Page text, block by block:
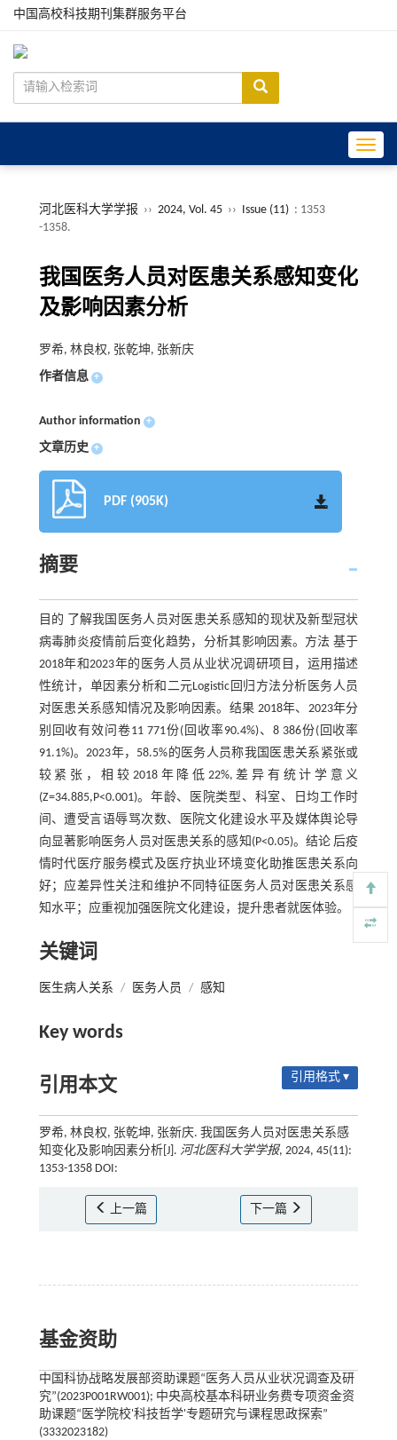
中国高校科技期刊集群服务平台
河北医科大学学报 ›› 2024, Vol. 45 ›› Issue (11) : 1353
-1358.
我国医务人员对医患关系感知变化
及影响因素分析
罗希, 林良权, 张乾坤, 张新庆
作者信息 +
Author information +
文章历史 +
PDF (905K)
摘要
目的 了解我国医务人员对医患关系感知的现状及新型冠状
病毒肺炎疫情前后变化趋势，分析其影响因素。方法 基于
2018年和2023年的医务人员从业状况调研项目，运用描述
性统计，单因素分析和二元Logistic回归方法分析医务人员
对医患关系感知情况及影响因素。结果 2018年、2023年分
别回收有效问卷11 771份(回收率90.4%)、8 386份(回收率
91.1%)。2023年，58.5%的医务人员称我国医患关系紧张或
较紧张，相较2018年降低22%,差异有统计学意义
(Z=34.885,P<0.001)。年龄、医院类型、科室、日均工作时
间、遭受言语辱骂次数、医院文化建设水平及媒体舆论导
向显著影响医务人员对医患关系的感知(P<0.05)。结论 后疫
情时代医疗服务模式及医疗执业环境变化助推医患关系向
好；应差异性关注和维护不同特征医务人员对医患关系感
知水平；应重视加强医院文化建设，提升患者就医体验。
关键词
医生病人关系 / 医务人员 / 感知
Key words
引用本文 引用格式 ▾
罗希, 林良权, 张乾坤, 张新庆. 我国医务人员对医患关系感
知变化及影响因素分析[J]. 河北医科大学学报, 2024, 45(11):
1353-1358 DOI:
上一篇 下一篇
基金资助
中国科协战略发展部资助课题“医务人员从业状况调查及研
究”(2023P001RW001); 中央高校基本科研业务费专项资金资
助课题“医学院校'科技哲学'专题研究与课程思政探索”
(3332023182)